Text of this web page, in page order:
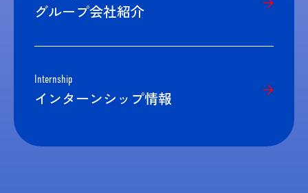
グループ会社紹介
Internship
インターンシップ情報